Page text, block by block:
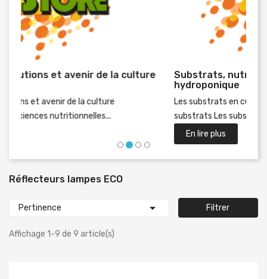
Substrats, nutriments et eau en culture
Les substrats en culture hydroponique Types de
substrats Les substrats couramment...
Réflecteurs lampes ECO
Pertinence  Filtrer
Affichage 1-9 de 9 article(s)